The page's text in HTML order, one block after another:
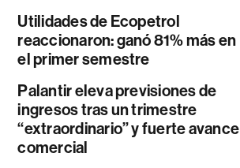
Utilidades de Ecopetrol
reaccionaron: ganó 81% más en
el primer semestre
Palantir eleva previsiones de
ingresos tras un trimestre
“extraordinario” y fuerte avance
comercial